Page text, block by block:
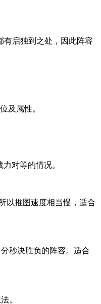
有启独到之处，因此阵容
及属性。
对等的情况。
以推图速度相当慢，适合
秒决胜负的阵容。适合
。